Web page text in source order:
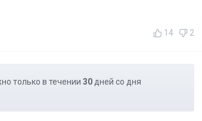
14 2
только в течении 30 дней со дня